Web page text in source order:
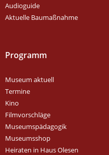
Audioguide
Aktuelle Baumaßnahme
Programm
Museum aktuell
Termine
Kino
Filmvorschläge
Museumspädagogik
Museumsshop
Heiraten in Haus Olesen